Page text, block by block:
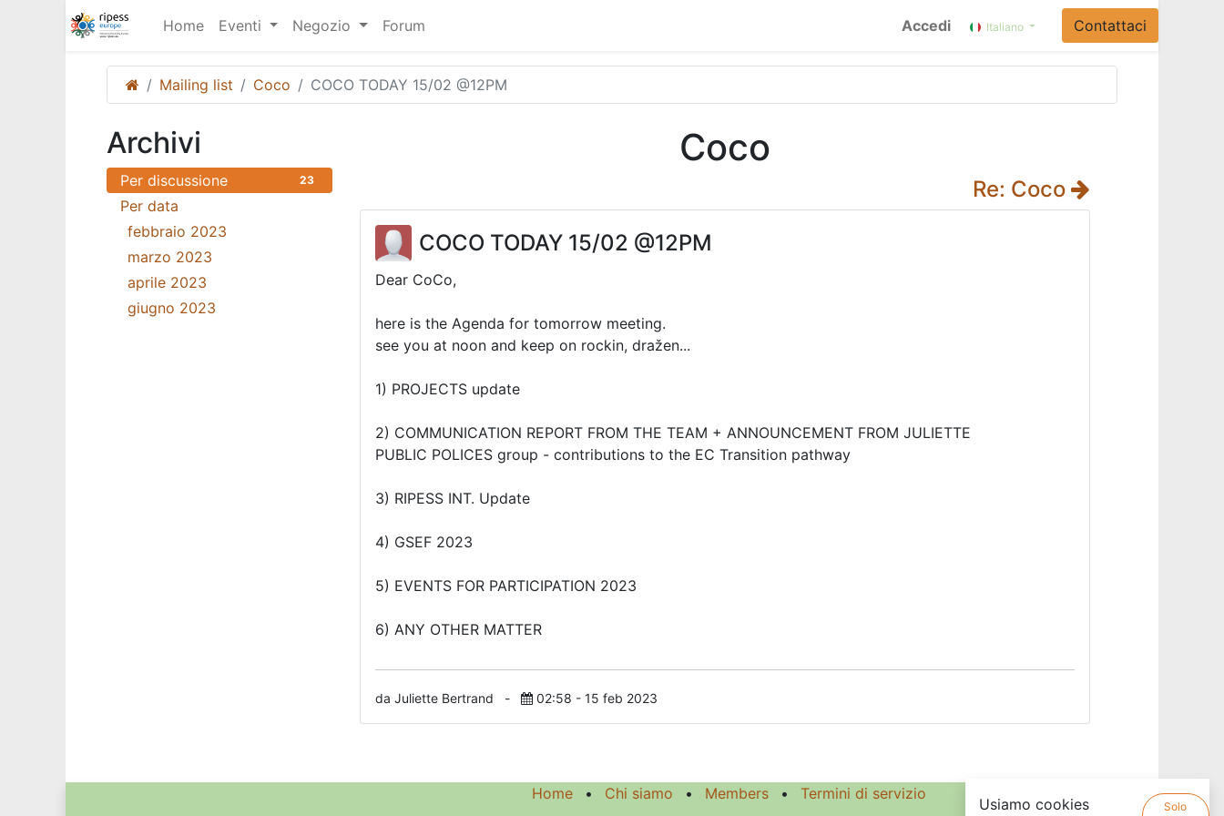
Home Eventi Negozio Forum Accedi Italiano Contattaci
Mailing list Coco COCO TODAY 15/02 @12PM
Archivi
Per discussione 23
Per data
febbraio 2023
marzo 2023
aprile 2023
giugno 2023
Coco
Re: Coco
COCO TODAY 15/02 @12PM
Dear CoCo,
here is the Agenda for tomorrow meeting.
see you at noon and keep on rockin, dražen...
1) PROJECTS update
2) COMMUNICATION REPORT FROM THE TEAM + ANNOUNCEMENT FROM JULIETTE
PUBLIC POLICES group - contributions to the EC Transition pathway
3) RIPESS INT. Update
4) GSEF 2023
5) EVENTS FOR PARTICIPATION 2023
6) ANY OTHER MATTER
da Juliette Bertrand - 02:58 - 15 feb 2023
Home • Chi siamo • Members • Termini di servizio
Usiamo cookies Solo